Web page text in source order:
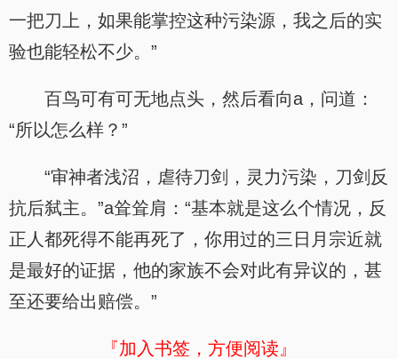
一把刀上，如果能掌控这种污染源，我之后的实
验也能轻松不少。”
百鸟可有可无地点头，然后看向a，问道：
“所以怎么样？”
“审神者浅沼，虐待刀剑，灵力污染，刀剑反
抗后弑主。”a耸耸肩：“基本就是这么个情况，反
正人都死得不能再死了，你用过的三日月宗近就
是最好的证据，他的家族不会对此有异议的，甚
至还要给出赔偿。”
『加入书签，方便阅读』